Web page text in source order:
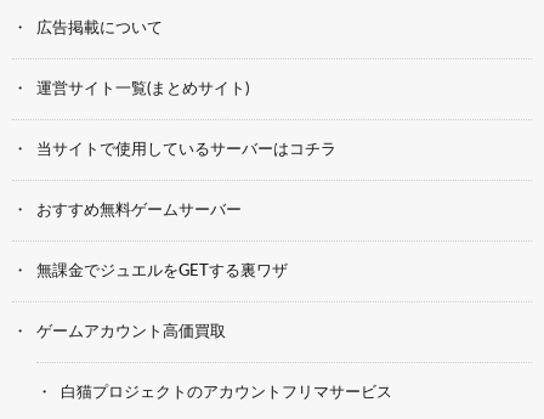
広告掲載について
運営サイト一覧(まとめサイト)
当サイトで使用しているサーバーはコチラ
おすすめ無料ゲームサーバー
無課金でジュエルをGETする裏ワザ
ゲームアカウント高価買取
白猫プロジェクトのアカウントフリマサービス